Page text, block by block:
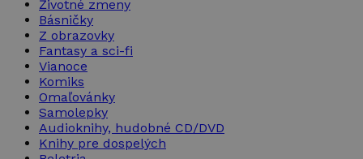
Životné zmeny
Básničky
Z obrazovky
Fantasy a sci-fi
Vianoce
Komiks
Omaľovánky
Samolepky
Audioknihy, hudobné CD/DVD
Knihy pre dospelých